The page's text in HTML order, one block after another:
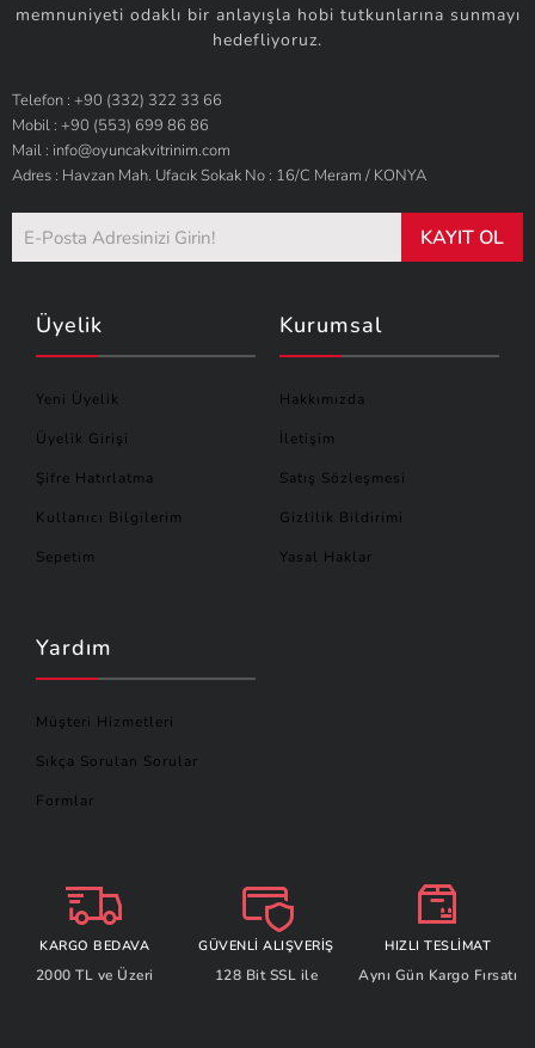
memnuniyeti odaklı bir anlayışla hobi tutkunlarına sunmayı
hedefliyoruz.
Telefon : +90 (332) 322 33 66
Mobil : +90 (553) 699 86 86
Mail : info@oyuncakvitrinim.com
Adres : Havzan Mah. Ufacık Sokak No : 16/C Meram / KONYA
KAYIT OL
Üyelik
Yeni Üyelik
Üyelik Girişi
Şifre Hatırlatma
Kullanıcı Bilgilerim
Sepetim
Kurumsal
Hakkımızda
İletişim
Satış Sözleşmesi
Gizlilik Bildirimi
Yasal Haklar
Yardım
Müşteri Hizmetleri
Sıkça Sorulan Sorular
Formlar
KARGO BEDAVA
2000 TL ve Üzeri
GÜVENLİ ALIŞVERİŞ
128 Bit SSL ile
HIZLI TESLİMAT
Aynı Gün Kargo Fırsatı